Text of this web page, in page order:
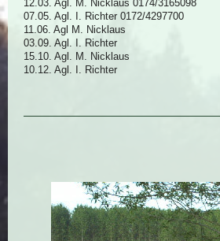
12.03. Agl. M. Nicklaus 0174/3165098
07.05. Agl. I. Richter 0172/4297700
11.06. Agl M. Nicklaus
03.09. Agl. I. Richter
15.10. Agl. M. Nicklaus
10.12. Agl. I. Richter